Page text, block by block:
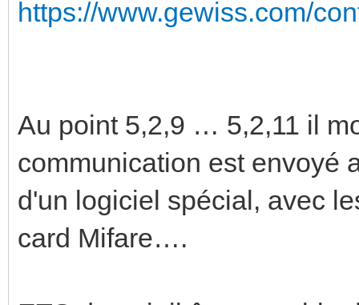
https://www.gewiss.com/
Au point 5,2,9 … 5,2,11 il
communication est envoyé
d'un logiciel spécial, avec
card Mifare….